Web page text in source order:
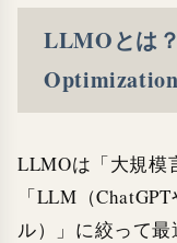
LLMOとは
Optimization
LLMOは「大規模
「LLM（
ル）」に絞って